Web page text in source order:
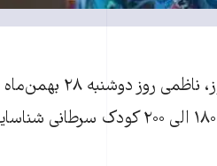
به گزارش تارنمای